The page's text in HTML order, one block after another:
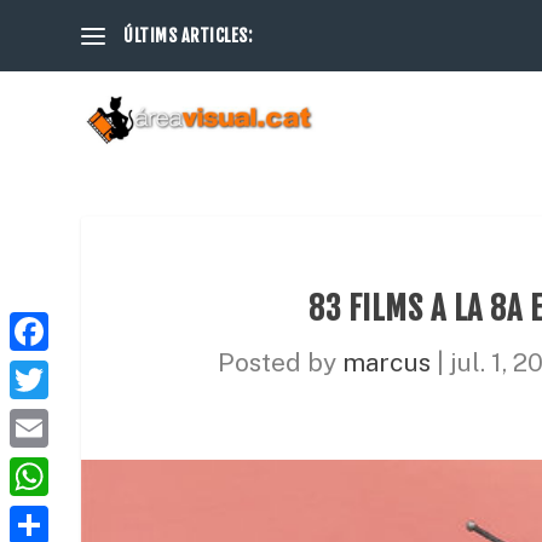
ÚLTIMS ARTICLES:
83 FILMS A LA 8A
Posted by marcus jul. 1,
F
a
c
e
b
T
w
i
t
E
m
W